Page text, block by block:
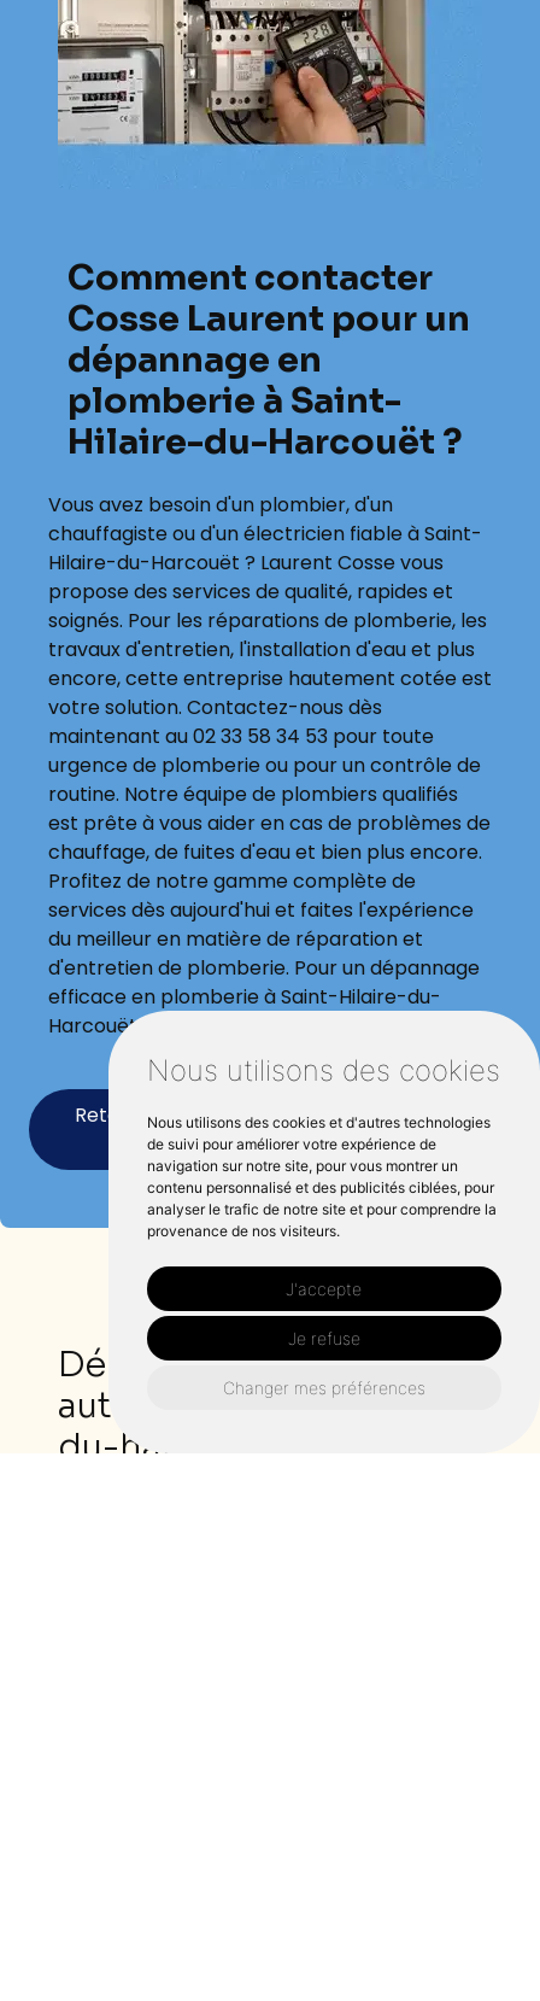
Nous utilisons des cookies
Nous utilisons des cookies et d'autres technologies
de suivi pour améliorer votre expérience de
navigation sur notre site, pour vous montrer un
contenu personnalisé et des publicités ciblées, pour
analyser le trafic de notre site et pour comprendre la
provenance de nos visiteurs.
J'accepte
Je refuse
Changer mes préférences
Comment contacter
Cosse Laurent pour un
dépannage en
plomberie à Saint-
Hilaire-du-Harcouët ?
Vous avez besoin d'un plombier, d'un
chauffagiste ou d'un électricien fiable à Saint-
Hilaire-du-Harcouët ? Laurent Cosse vous
propose des services de qualité, rapides et
soignés. Pour les réparations de plomberie, les
travaux d'entretien, l'installation d'eau et plus
encore, cette entreprise hautement cotée est
votre solution. Contactez-nous dès
maintenant au 02 33 58 34 53 pour toute
urgence de plomberie ou pour un contrôle de
routine. Notre équipe de plombiers qualifiés
est prête à vous aider en cas de problèmes de
chauffage, de fuites d'eau et bien plus encore.
Profitez de notre gamme complète de
services dès aujourd'hui et faites l'expérience
du meilleur en matière de réparation et
d'entretien de plomberie. Pour un dépannage
efficace en plomberie à Saint-Hilaire-du-
Harcouët, faites confiance à Laurent Cosse.
Retourner vers cosselaurent-plomberie-
electricien.fr
Dépannage plomberie
autour de Saint-hilaire-
du-harcouët :